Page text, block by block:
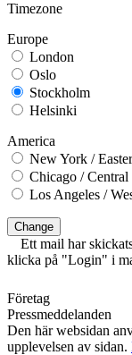
Timezone
Europe
London
Oslo
Stockholm
Helsinki
America
New York /
Chicago / Central
Los Angeles /
Change
Ett mail har
klicka på "Login" i
Företag
Pressmeddelanden
Den här websidan
upplevelsen av sidan.